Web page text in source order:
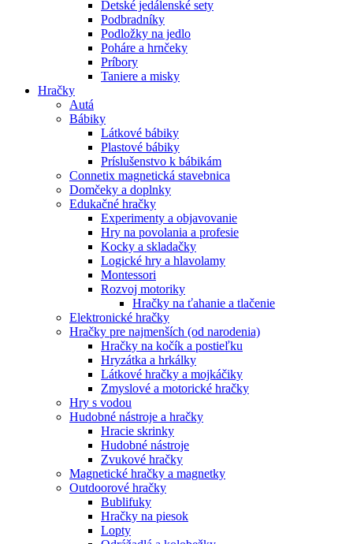
Detské jedálenské sety
Podbradníky
Podložky na jedlo
Poháre a hrnčeky
Príbory
Taniere a misky
Hračky
Autá
Bábiky
Látkové bábiky
Plastové bábiky
Príslušenstvo k bábikám
Connetix magnetická stavebnica
Domčeky a doplnky
Edukačné hračky
Experimenty a objavovanie
Hry na povolania a profesie
Kocky a skladačky
Logické hry a hlavolamy
Montessori
Rozvoj motoriky
Hračky na ťahanie a tlačenie
Elektronické hračky
Hračky pre najmenších (od narodenia)
Hračky na kočík a postieľku
Hryzátka a hrkálky
Látkové hračky a mojkáčiky
Zmyslové a motorické hračky
Hry s vodou
Hudobné nástroje a hračky
Hracie skrinky
Hudobné nástroje
Zvukové hračky
Magnetické hračky a magnetky
Outdoorové hračky
Bublifuky
Hračky na piesok
Lopty